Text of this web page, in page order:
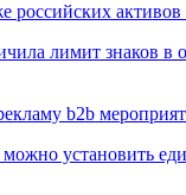
российских
лимит знаков в
b2b
можно установить